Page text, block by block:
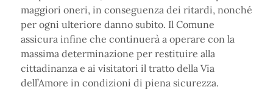
maggiori oneri, in conseguenza dei ritardi, nonché
per ogni ulteriore danno subito. Il Comune
assicura infine che continuerà a operare con la
massima determinazione per restituire alla
cittadinanza e ai visitatori il tratto della Via
dell’Amore in condizioni di piena sicurezza.